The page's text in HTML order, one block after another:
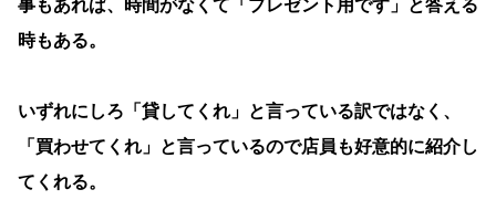
事もあれば、時間がなくて「プレゼント用です」と答える
時もある。
いずれにしろ「貸してくれ」と言っている訳ではなく、
「買わせてくれ」と言っているので店員も好意的に紹介し
てくれる。